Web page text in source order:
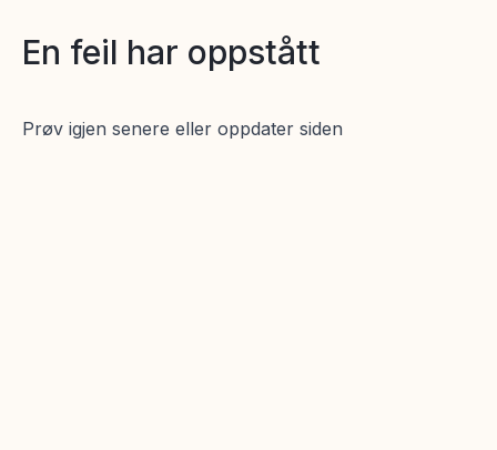
En feil har oppstått
Prøv igjen senere eller oppdater siden